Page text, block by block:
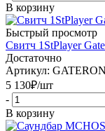
В корзину
Быстрый просмотр
Свитч 1StPlayer
Достаточно
Артикул:
5 130₽/шт
-
В корзину